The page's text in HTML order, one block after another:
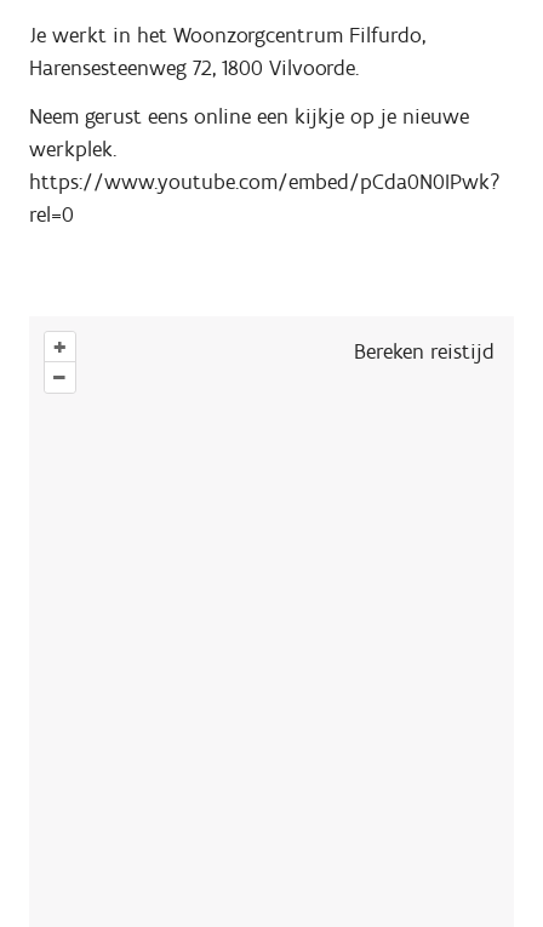
Je werkt in het Woonzorgcentrum Filfurdo,
Harensesteenweg 72, 1800 Vilvoorde.
Neem gerust eens online een kijkje op je nieuwe
werkplek.
https://www.youtube.com/embed/pCda0N0IPwk?
rel=0
+
–
Bereken reistijd